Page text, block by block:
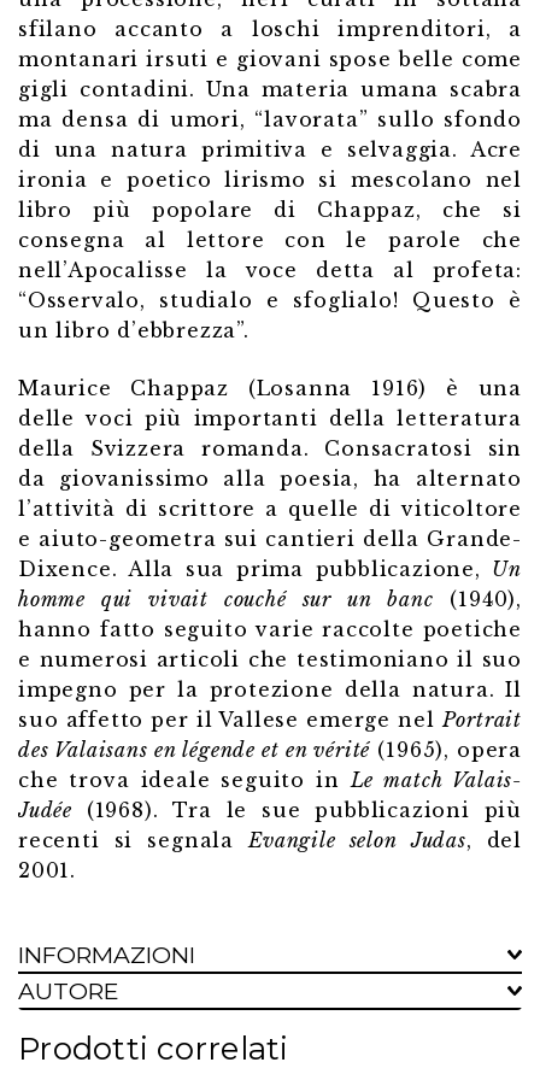
sfilano accanto a loschi imprenditori, a
montanari irsuti e giovani spose belle come
gigli contadini. Una materia umana scabra
ma densa di umori, “lavorata” sullo sfondo
di una natura primitiva e selvaggia. Acre
ironia e poetico lirismo si mescolano nel
libro più popolare di Chappaz, che si
consegna al lettore con le parole che
nell’Apocalisse la voce detta al profeta:
“Osservalo, studialo e sfoglialo! Questo è
un libro d’ebbrezza”.
Maurice Chappaz (Losanna 1916) è una
delle voci più importanti della letteratura
della Svizzera romanda. Consacratosi sin
da giovanissimo alla poesia, ha alternato
l’attività di scrittore a quelle di viticoltore
e aiuto-geometra sui cantieri della Grande-
Dixence. Alla sua prima pubblicazione, Un
homme qui vivait couché sur un banc (1940),
hanno fatto seguito varie raccolte poetiche
e numerosi articoli che testimoniano il suo
impegno per la protezione della natura. Il
suo affetto per il Vallese emerge nel Portrait
des Valaisans en légende et en vérité (1965), opera
che trova ideale seguito in Le match Valais-
Judée (1968). Tra le sue pubblicazioni più
recenti si segnala Evangile selon Judas, del
2001.
INFORMAZIONI
AUTORE
Prodotti correlati